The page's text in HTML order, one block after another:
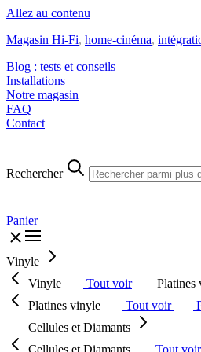
Allez au contenu
Magasin Hi-Fi, home-cinéma, intégra
Blog : tests et conseils
Installations
Notre magasin
FAQ
Contact
Rechercher
Panier
Vinyle
Vinyle
Tout voir
Platines
Platines vinyle
Tout voir
Cellules et Diamants
Cellules et Diamants
Tout voir